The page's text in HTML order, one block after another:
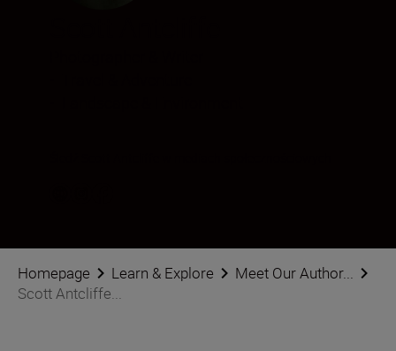
Homepage Learn & Explore
Meet Our Author...
Scott Antcliffe...